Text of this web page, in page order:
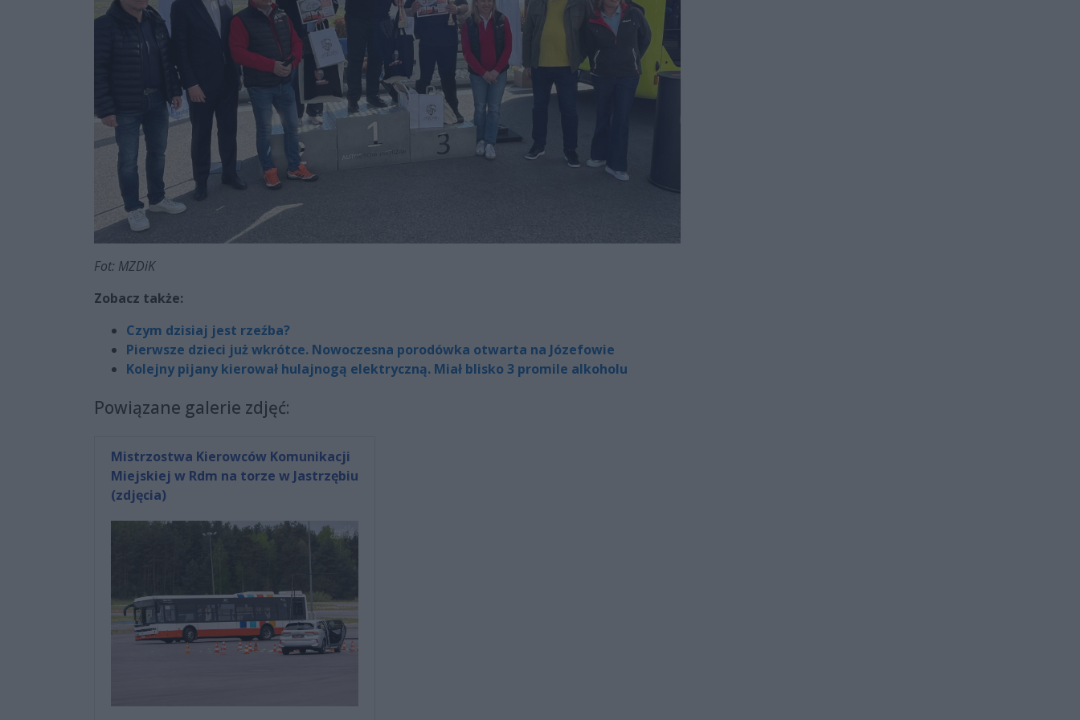
Fot: MZDiK
Zobacz także:
Czym dzisiaj jest rzeźba?
Pierwsze dzieci już wkrótce. Nowoczesna porodówka otwarta na Józefowie
Kolejny pijany kierował hulajnogą elektryczną. Miał blisko 3 promile alkoholu
Powiązane galerie zdjęć:
Mistrzostwa Kierowców Komunikacji
Miejskiej w Rdm na torze w Jastrzębiu
(zdjęcia)